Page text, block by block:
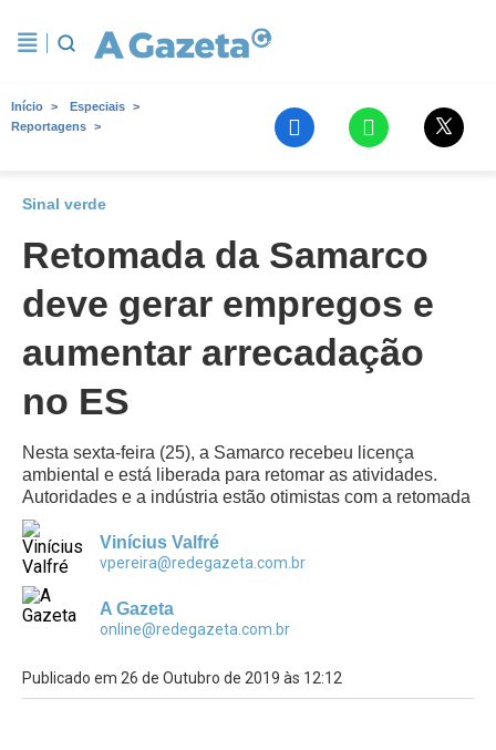
Início
Especiais
Reportagens
Sinal verde
Retomada da Samarco
deve gerar empregos e
aumentar arrecadação
no ES
Nesta sexta-feira (25), a Samarco recebeu licença
ambiental e está liberada para retomar as atividades.
Autoridades e a indústria estão otimistas com a retomada
Vinícius Valfré
vpereira@redegazeta.com.br
A Gazeta
online@redegazeta.com.br
Publicado em 26 de Outubro de 2019 às 12:12